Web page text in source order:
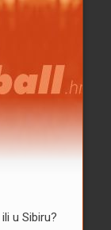
u Sibiru?